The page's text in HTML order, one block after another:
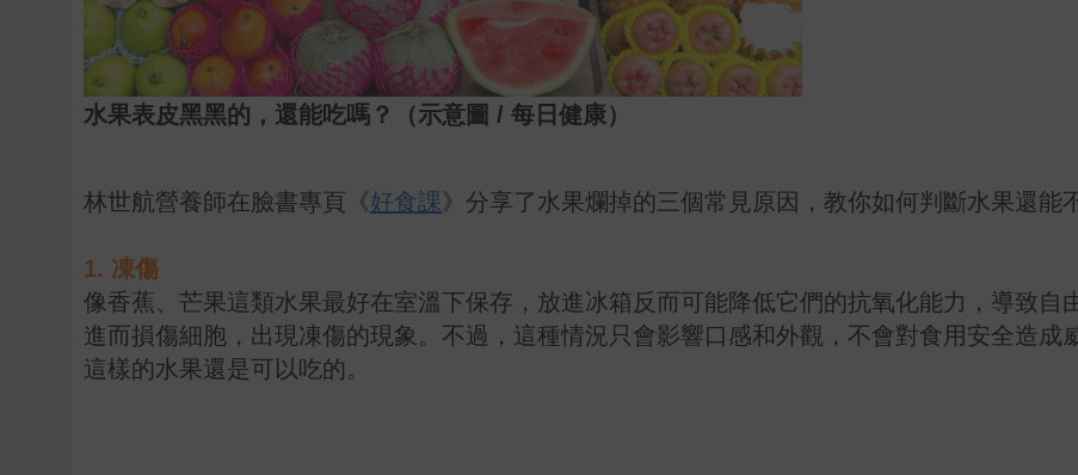
水果表皮黑黑的，還能吃嗎？（示意圖 / 每日健康）
林世航營養師在臉書專頁《好食課》分享了水果爛掉的三個常見原因，教你如何判斷水果還能
1. 凍傷
像香蕉、芒果這類水果最好在室溫下保存，放進冰箱反而可能降低它們的抗氧化能力，導致自
進而損傷細胞，出現凍傷的現象。不過，這種情況只會影響口感和外觀，不會對食用安全造成
這樣的水果還是可以吃的。